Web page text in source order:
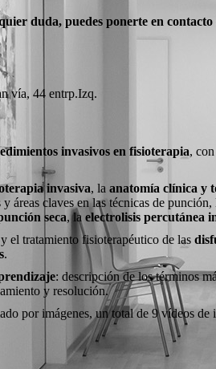
duda, puedes ponerte en contacto
vía, 44 entrp.Izq.
invasivos en fisioterapia,
invasiva, la anatomía clínica y
y áreas claves en las técnicas de punción,
seca, la electrolisis percutánea
el tratamiento fisioterapéutico de las
.
: descripción de los términos
y resolución.
por imágenes, un total de 9 vídeos de